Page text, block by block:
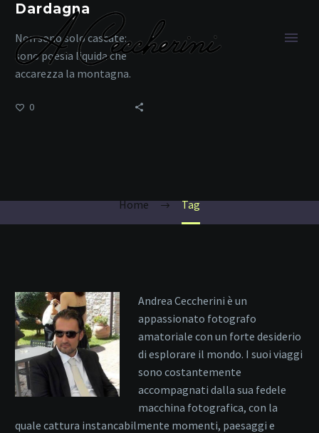
Home Tag
Dardagna
Non sono solo cascate:
sono poesia liquida che
accarezza la montagna.
0
Andrea Ceccherini è un
appassionato fotografo
amatoriale con un forte desiderio
di esplorare il mondo. I suoi viaggi
sono costantemente
accompagnati dalla sua fedele
macchina fotografica, con la
quale cattura instancabilmente momenti, paesaggi e